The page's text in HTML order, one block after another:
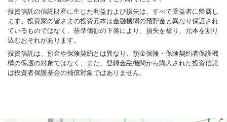
投資信託の信託財産に生じた利益および損失は、すべて受益者に帰属し
ます。投資家の皆さまの投資元本は金融機関の預貯金と異なり保証され
ているものではなく、基準価額の下落により、損失を被り、元本を割り
込むおそれがあります。
投資信託は、預金や保険契約とは異なり、預金保険・保険契約者保護機
構の保護の対象ではなく、また、登録金融機関から購入された投資信託
は投資者保護基金の補償対象ではありません。